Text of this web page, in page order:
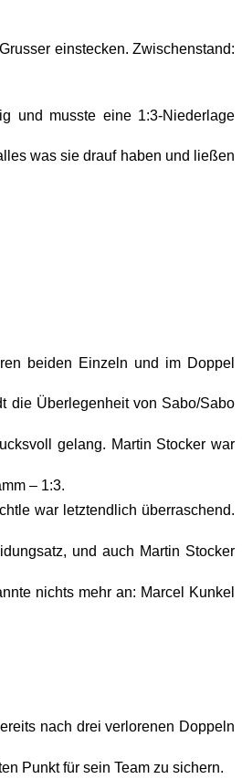
einstecken. Zwischenstand:
und musste eine 1:3-Niederlage
was sie drauf haben und ließen
beiden Einzeln und im Doppel
die Überlegenheit von Sabo/Sabo
gelang. Martin Stocker war
– 1:3.
war letztendlich überraschend.
und auch Martin Stocker
nichts mehr an: Marcel Kunkel
nach drei verlorenen Doppeln
Punkt für sein Team zu sichern.